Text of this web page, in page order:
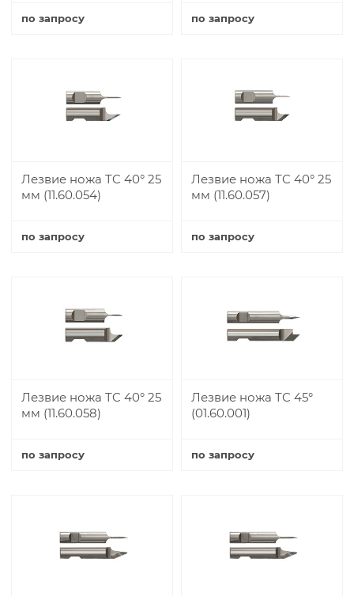
по запросу по запросу
Лезвие ножа TC 40° 25
мм (11.60.054)
по запросу
Лезвие ножа TC 40° 25
мм (11.60.057)
по запросу
Лезвие ножа TC 40° 25
мм (11.60.058)
по запросу
Лезвие ножа TC 45°
(01.60.001)
по запросу